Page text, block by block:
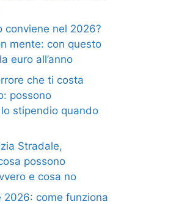
conviene nel 2026?
mente: con questo
euro all’anno
che ti costa
possono
stipendio quando
Stradale,
possono
e cosa no
2026: come funziona